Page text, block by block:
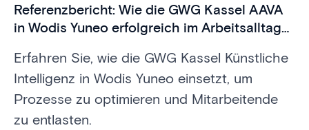
Referenzbericht: Wie die GWG Kassel AAVA
in Wodis Yuneo erfolgreich im Arbeitsalltag
Erfahren Sie, wie die GWG Kassel Künstliche
Intelligenz in Wodis Yuneo einsetzt, um
Prozesse zu optimieren und Mitarbeitende
zu entlasten.